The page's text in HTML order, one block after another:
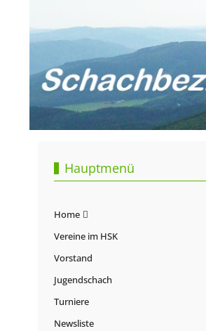
Hauptmenü
Home
Vereine im HSK
Vorstand
Jugendschach
Turniere
Newsliste